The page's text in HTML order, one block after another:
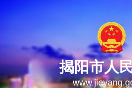
揭阳市人